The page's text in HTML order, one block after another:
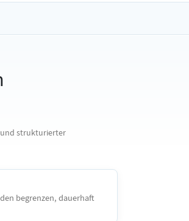
und strukturierter
begrenzen, dauerhaft